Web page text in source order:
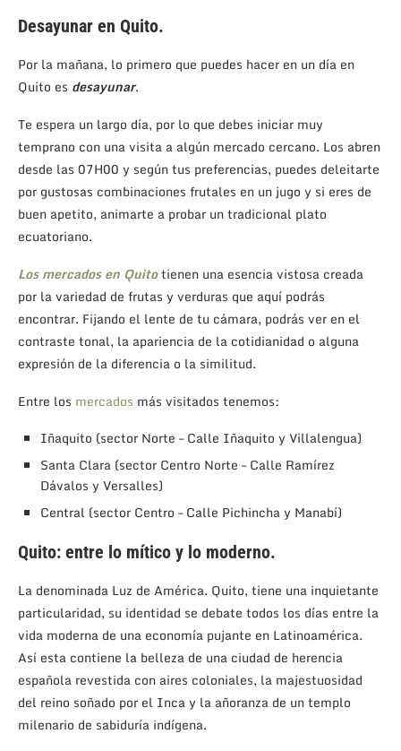
Desayunar en Quito.
Por la mañana, lo primero que puedes hacer en un día en
Quito es desayunar.
Te espera un largo día, por lo que debes iniciar muy
temprano con una visita a algún mercado cercano. Los abren
desde las 07H00 y según tus preferencias, puedes deleitarte
por gustosas combinaciones frutales en un jugo y si eres de
buen apetito, animarte a probar un tradicional plato
ecuatoriano.
Los mercados en Quitotienen una esencia vistosa creada
por la variedad de frutas y verduras que aquí podrás
encontrar. Fijando el lente de tu cámara, podrás ver en el
contraste tonal, la apariencia de la cotidianidad o alguna
expresión de la diferencia o la similitud.
Entre los mercados más visitados tenemos:
Iñaquito (sector Norte – Calle Iñaquito y Villalengua)
Santa Clara (sector Centro Norte – Calle Ramírez
Dávalos y Versalles)
Central (sector Centro – Calle Pichincha y Manabí)
Quito: entre lo mítico y lo moderno.
La denominada Luz de América. Quito, tiene una inquietante
particularidad, su identidad se debate todos los días entre la
vida moderna de una economía pujante en Latinoamérica.
Así esta contiene la belleza de una ciudad de herencia
española revestida con aires coloniales, la majestuosidad
del reino soñado por el Inca y la añoranza de un templo
milenario de sabiduría indígena.